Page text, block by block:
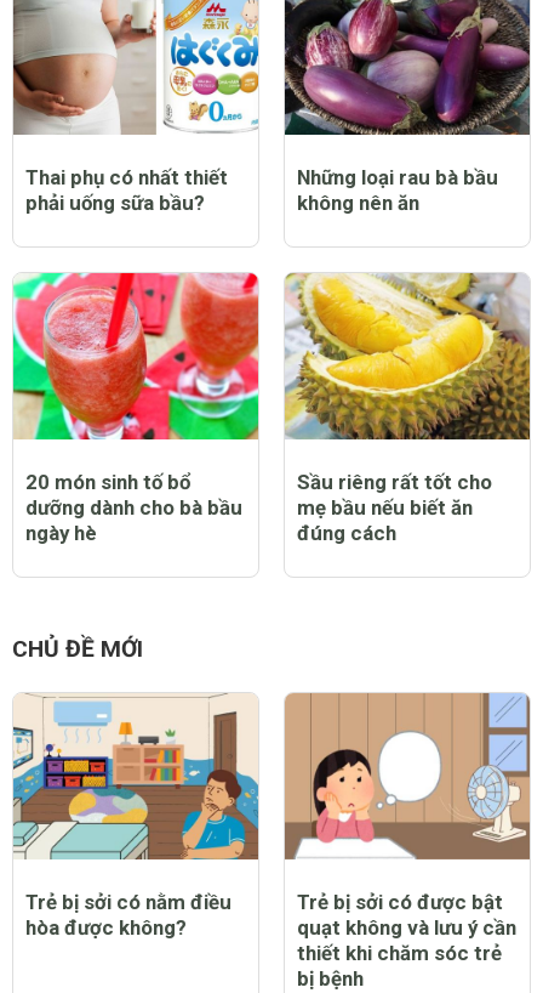
Thai phụ có nhất thiết
phải uống sữa bầu?
Những loại rau bà bầu
không nên ăn
20 món sinh tố bổ
dưỡng dành cho bà bầu
ngày hè
Sầu riêng rất tốt cho
mẹ bầu nếu biết ăn
đúng cách
CHỦ ĐỀ MỚI
Trẻ bị sởi có nằm điều
hòa được không?
Trẻ bị sởi có được bật
quạt không và lưu ý cần
thiết khi chăm sóc trẻ
bị bệnh